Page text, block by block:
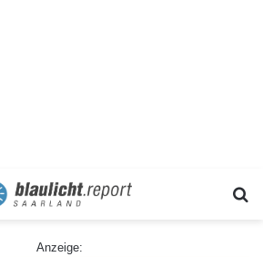
Anzeige: